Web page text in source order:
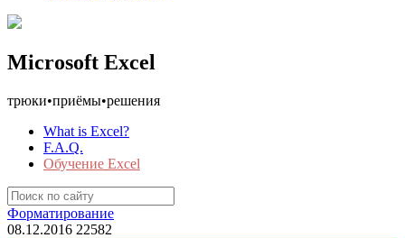
Microsoft Excel
трюки•приёмы•решения
What is Excel?
F.A.Q.
Обучение Excel
Форматирование
08.12.2016 22582